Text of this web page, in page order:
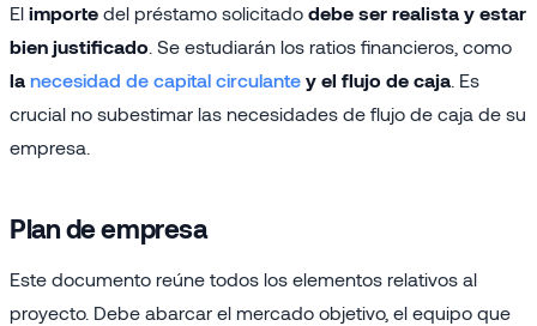
El importe del préstamo solicitado debe ser realista y estar
bien justificado . Se estudiarán los ratios financieros, como
la necesidad de capital circulante y el flujo de caja . Es
crucial no subestimar las necesidades de flujo de caja de su
empresa.
Plan de empresa
Este documento reúne todos los elementos relativos al
proyecto. Debe abarcar el mercado objetivo, el equipo que